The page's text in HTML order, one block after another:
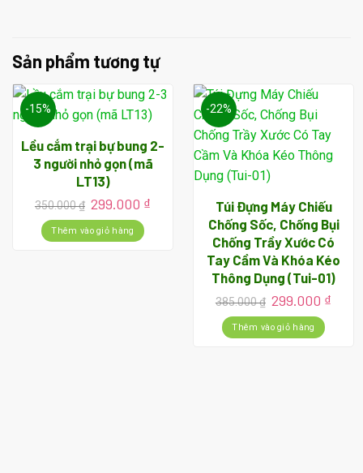
Sản phẩm tương tự
-15%
Lều cắm trại bự bung 2-
3 người nhỏ gọn (mã
LT13)
350.000₫ Giá
gốc
là:
350.000 ₫.
299.000 ₫
299.000 ₫.
Thêm vào giỏ hàng
-22%
Túi Đựng Máy Chiếu
Chống Sốc, Chống Bụi
Chống Trầy Xước Có
Tay Cầm Và Khóa Kéo
Thông Dụng (Tui-01)
385.000₫ Giá
gốc
là:
385.000 ₫.
299.000 ₫
Thêm vào giỏ hàng